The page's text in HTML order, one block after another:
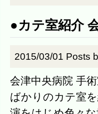
●カテ室紹介
2015/03/01 Posts
会津中央病院 手
ばかりのカテ室